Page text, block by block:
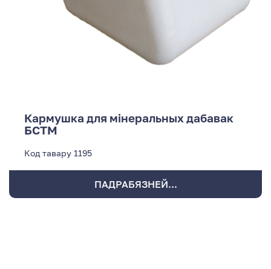
Кармушка для мінеральных дабавак
БСТМ
Код тавару 1195
ПАДРАБЯЗНЕЙ...